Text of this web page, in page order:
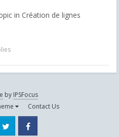
in Création de lignes
by IPSFocus
Contact Us
Instagram Twitter